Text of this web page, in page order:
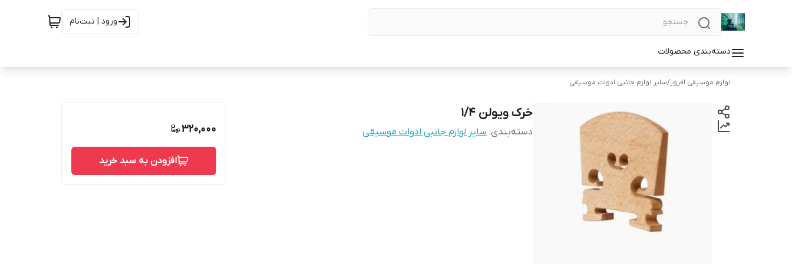
ورود | ثبت‌نام
دسته‌بندی محصولات
لوازم موسیقی افروز/سایر لوازم جانبی ادوات موسیقی
خرک ویولن 1/4
دسته‌بندی: سایر لوازم جانبی ادوات موسیقی 320,000
افزودن به سبد خرید